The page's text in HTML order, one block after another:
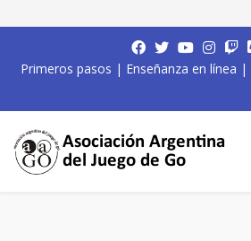
Primeros pasos | Enseñanza en línea |